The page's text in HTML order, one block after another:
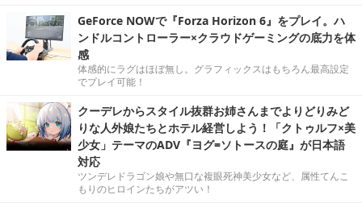
GeForce NOWで『Forza Horizon 6』をプレイ。ハ
ンドルコントローラー×クラウドゲーミングの底力を体
感
体感的にラグはほぼ無し。グラフィックスはもちろん最高設定
でプレイ可能！
クーデレからスタイル抜群お姉さんまでよりどりみど
りな人外娘たちとホテル経営しよう！「クトゥルフ×美
少女」テーマのADV『ヨグ=ソトースの庭』が日本語
対応
ツンデレドラゴン娘や無口な複眼死神美少女など、属性てんこ
もりのヒロインたちがアツい！